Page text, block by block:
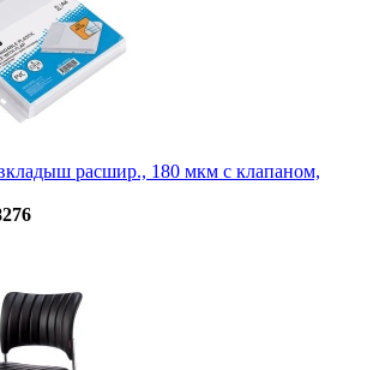
расшир., 180 мкм с клапаном,